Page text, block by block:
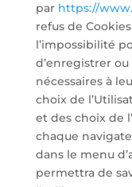
par https://
refus de
l’impossibilité
d’enregistrer
nécessaires à
choix de
et des choix de
chaque
dans le menu
permettra de